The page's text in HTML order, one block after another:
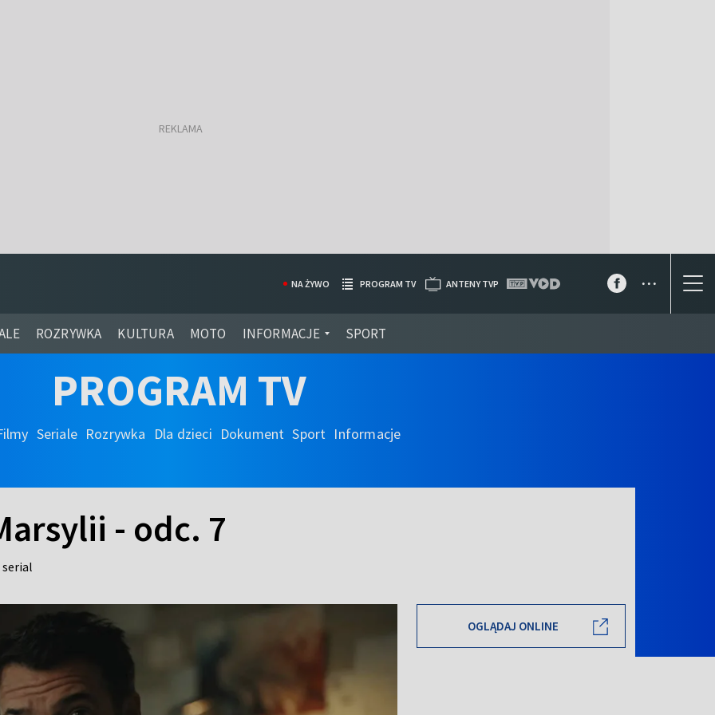
ROZRYWKA KULTURA MOTO INFORMACJE SPORT
NA ŻYWO PROGRAM TV ANTENY TVP ...
PROGRAM TV
Seriale Rozrywka Dla dzieci Dokument Sport Informacje
- odc. 7
serial
OGLĄDAJ ONLINE